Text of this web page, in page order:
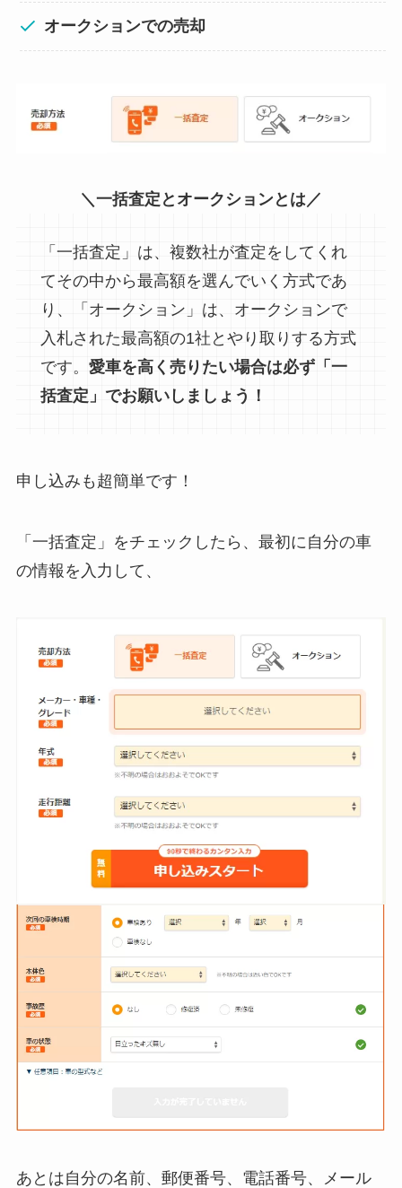
オークションでの売却
＼一括査定とオークションとは／
「一括査定」は、複数社が査定をしてくれ
てその中から最高額を選んでいく方式であ
り、「オークション」は、オークションで
入札された最高額の1社とやり取りする方式
です。 愛車を高く売りたい場合は必ず「一
括査定」でお願いしましょう！
申し込みも超簡単です！
「一括査定」をチェックしたら、最初に自分の車
の情報を入力して、
あとは自分の名前、郵便番号、電話番号、メール